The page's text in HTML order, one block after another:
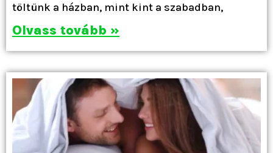
töltünk a házban, mint kint a szabadban,
Olvass tovább »